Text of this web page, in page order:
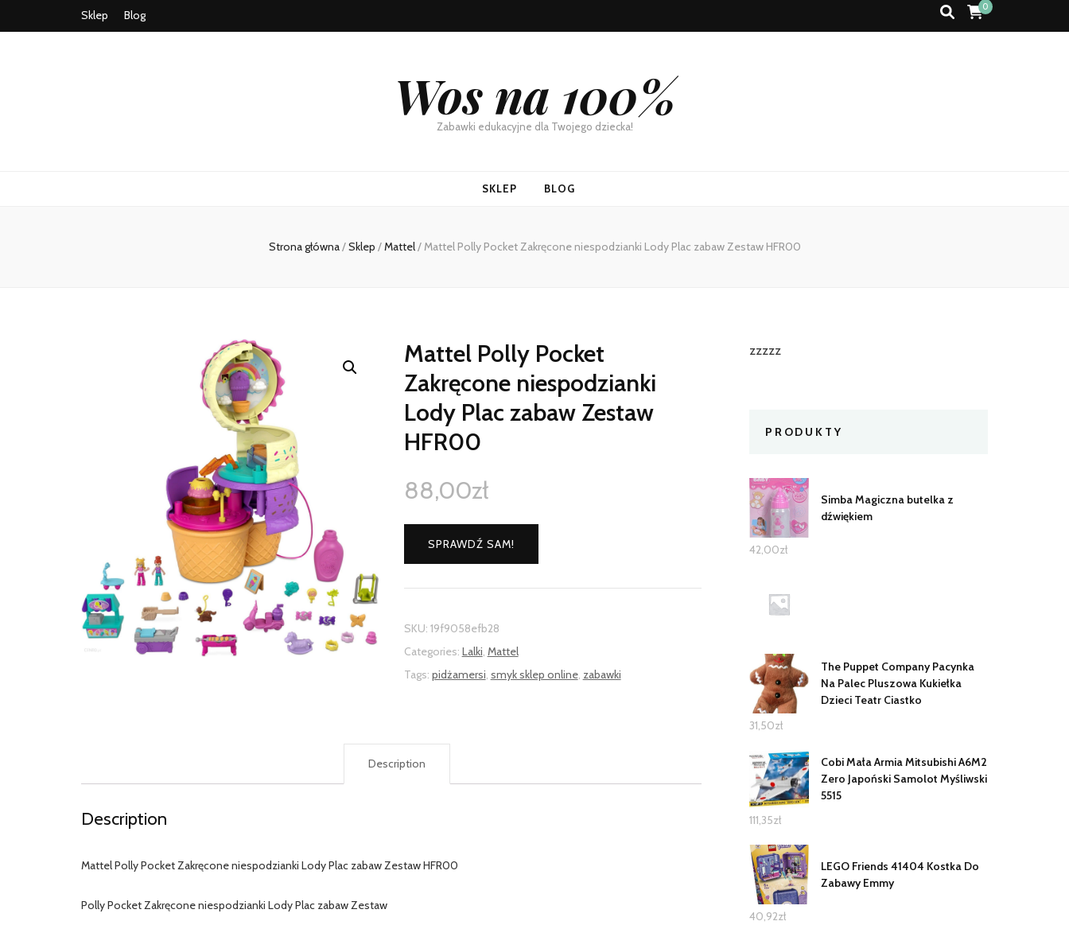
Sklep Blog
0
Wos na 100%
Zabawki edukacyjne dla Twojego dziecka!
SKLEP BLOG
Strona główna/Sklep /Mattel/Mattel Polly Pocket Zakręcone niespodzianki Lody Plac zabaw Zestaw HFR00
Mattel Polly Pocket
Zakręcone niespodzianki
Lody Plac zabaw Zestaw
HFR00
88,00zł
SPRAWDŹ SAM!
SKU: 19f9058efb28
Categories: Lalki, Mattel
Tags: pidżamersi, smyk sklep online, zabawki
Description
Description
Mattel Polly Pocket Zakręcone niespodzianki Lody Plac zabaw Zestaw HFR00
Polly Pocket Zakręcone niespodzianki Lody Plac zabaw Zestaw
zzzzz
PRODUKTY
Simba Magiczna butelka z
dźwiękiem
42,00zł
The Puppet Company Pacynka
Na Palec Pluszowa Kukiełka
Dzieci Teatr Ciastko
31,50zł
Cobi Mała Armia Mitsubishi A6M2
Zero Japoński Samolot Myśliwski
5515
111,35zł
LEGO Friends 41404 Kostka Do
Zabawy Emmy
40,92zł